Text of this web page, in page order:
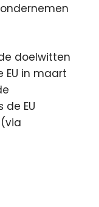
doelwitten
in maart
EU